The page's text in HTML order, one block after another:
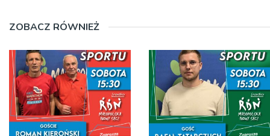
ZOBACZ RÓWNIEŻ